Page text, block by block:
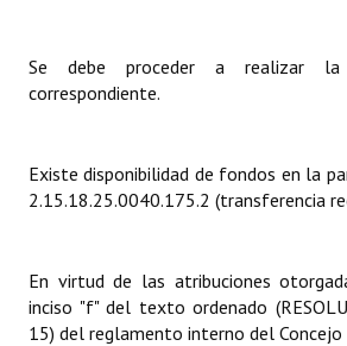
NORMATIVA
Declaraciones
Resoluciones de Presidencia
Se debe proceder a realizar
correspondiente.
Existe disponibilidad de fondos en la
2.15.18.25.0040.175.2 (transferencia
En virtud de las atribuciones
inciso "f" del texto ordenado
15) del reglamento interno del Concejo